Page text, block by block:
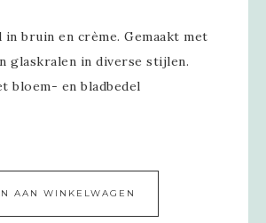
in bruin en crème. Gemaakt met
glaskralen in diverse stijlen.
bloem- en bladbedel
AAN WINKELWAGEN